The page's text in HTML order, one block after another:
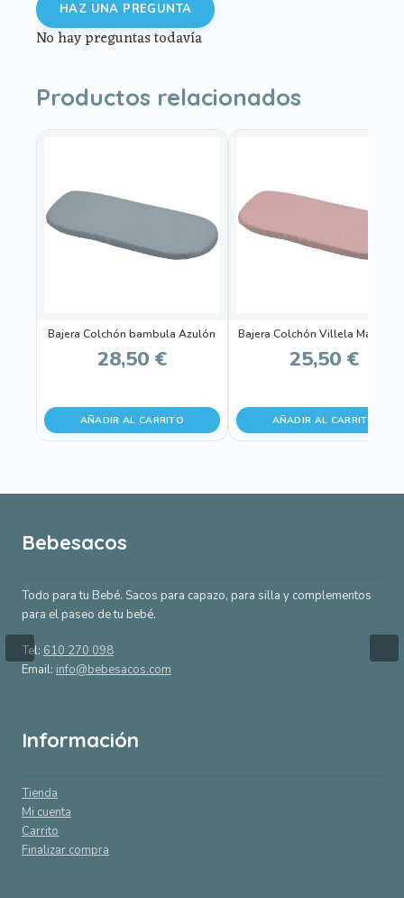
HAZ UNA PREGUNTA
No hay preguntas todavía
Productos relacionados
Bajera Colchón bambula Azulón
28,50 €
AÑADIR AL CARRITO
Bajera Colchón Villela
25,50 €
AÑADIR AL CARRITO
Bebesacos
Todo para tu Bebé. Sacos para capazo, para silla y complementos
para el paseo de tu bebé.
Tel: 610 270 098
Email: info@bebesacos.com
Información
Tienda
Mi cuenta
Carrito
Finalizar compra